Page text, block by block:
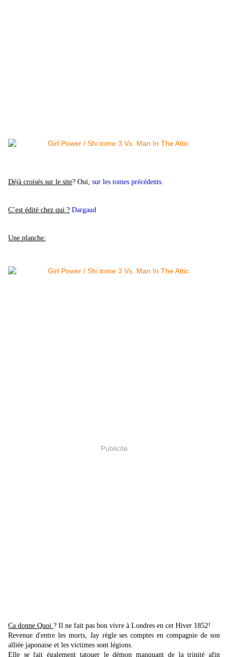
Déjà croisés sur le site? Oui, sur les tomes précédents.
C’est édité chez qui ? Dargaud
Une planche:
Publicité
Ca donne Quoi ? Il ne fait pas bon vivre à Londres en cet Hiver 1852!
Revenue d'entre les morts, Jay règle ses comptes en compagnie de son
alliée japonaise et les victimes sont légions.
Elle se fait également tatouer le démon manquant de la trinité afin